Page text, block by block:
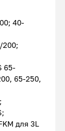
40-
200;
65-
65-250,
для 3L